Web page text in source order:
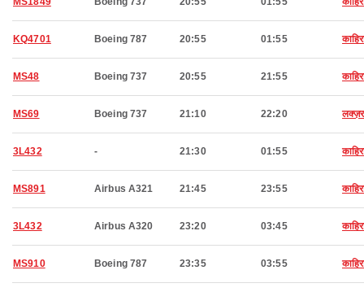
KQ4701 Boeing 787 20:55 01:55
MS48 Boeing 737 20:55 21:55
MS69 Boeing 737 21:10 22:20 लक्ज़र
3L432 - 21:30 01:55
MS891 Airbus A321 21:45 23:55
3L432 Airbus A320 23:20 03:45
MS910 Boeing 787 23:35 03:55